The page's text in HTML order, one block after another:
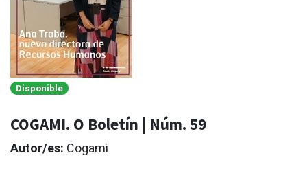
Disponible
COGAMI. O Boletín | Núm. 59
Autor/es: Cogami